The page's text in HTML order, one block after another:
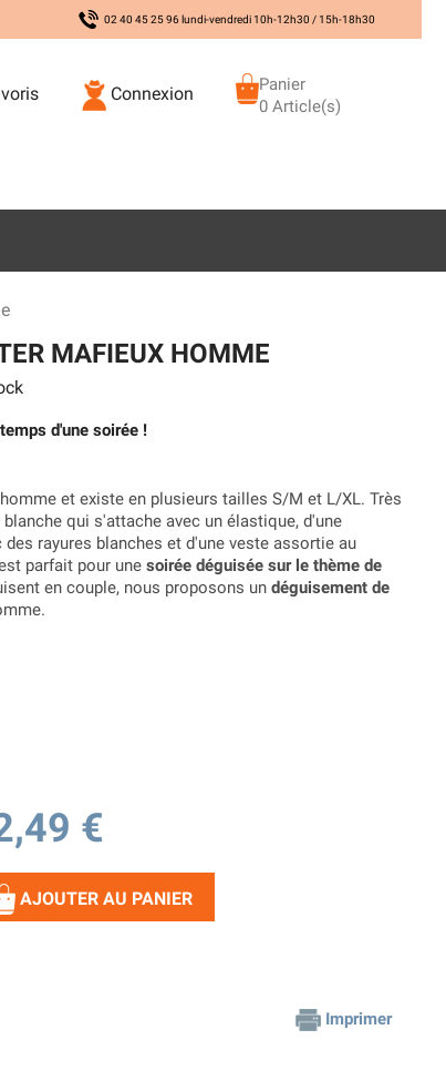
02 40 45 25 96 lundi-vendredi 10h-12h30 / 15h-18h30
Connexion
Panier
0 Article(s)
MAFIEUX HOMME
d'une soirée !
et existe en plusieurs tailles S/M et L/XL. Très
qui s'attache avec un élastique, d'une
rayures blanches et d'une veste assortie au
parfait pour une soirée déguisée sur le thème de
en couple, nous proposons un déguisement de
€
AJOUTER AU PANIER
Imprimer